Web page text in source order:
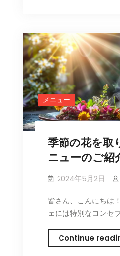
メニュー
季節の花を取
ニューのご紹
2024年5月2日
皆さん、こんにちは
ェには特別なコンセ
Continue